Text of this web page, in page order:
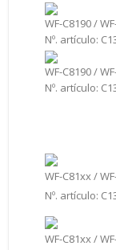
WF-C8190 /
Nº. artículo:
WF-C8190 /
Nº. artículo:
WF-C81xx /
Nº. artículo:
WF-C81xx /